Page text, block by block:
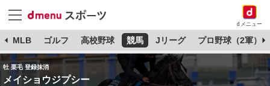
dメニュー
MLB ゴルフ 高校野球 競馬 Jリーグ プロ野球（2軍）
牡 栗毛 登録抹消
メイショウジプシー